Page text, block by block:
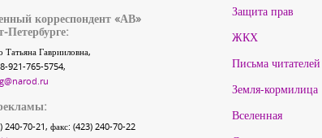
корреспондент «АВ»
Петербурге:
Татьяна Гаврииловна,
921-765-5754,
240-70-21, факс: (423) 240-70-22
Защита прав
ЖКХ
Письма читателей
Земля-кормилица
Вселенная